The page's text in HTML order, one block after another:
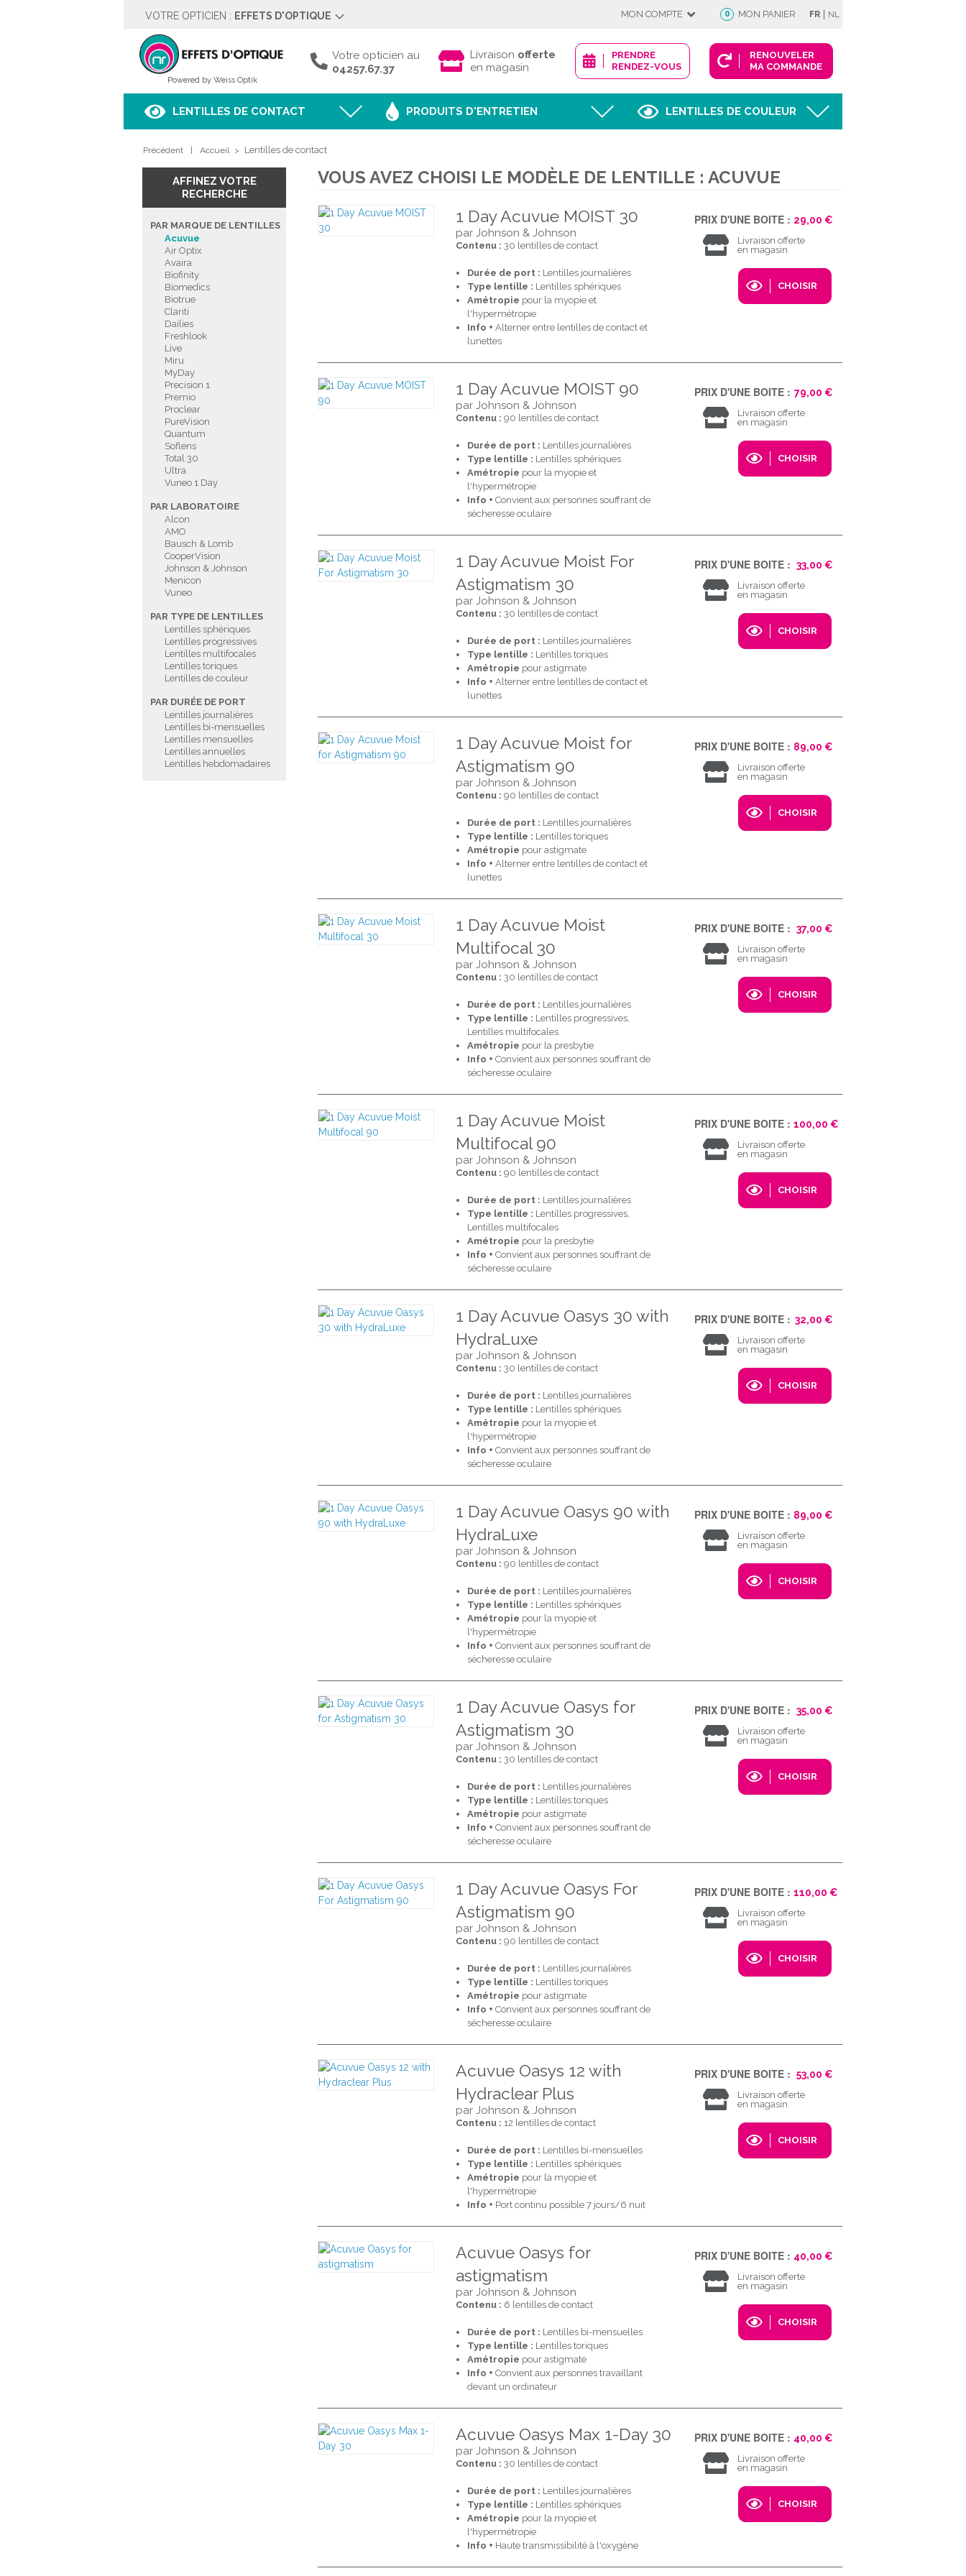
VOTRE OPTICIEN : EFFETS D'OPTIQUE
Rue des Moulins 5
04257.67.37
Voir sur le plan
HORAIRES
Lundi
Fermé
Mercredi
9h00 à 18h00
9h00 à 18h00
Vendredi
9h00 à 18h00
Dimanche
PRENDRE RENDEZ-VOUS
MON COMPTE
Déjà client ?
Afficher
JE M'IDENTIFIE
Nouveau client ?
CRÉER MON COMPTE
0 MON PANIER FR | NL
Powered by Weiss Optik
Votre opticien au
04257.67.37
Livraison offerte
en magasin
PRENDRE
RENDEZ-VOUS
RENOUVELER
MA COMMANDE
LENTILLES DE CONTACT PRODUITS D'ENTRETIEN LENTILLES DE COULEUR
Précédent Accueil > Lentilles de contact
AFFINEZ VOTRE
RECHERCHE
PAR MARQUE DE LENTILLES
Acuvue
Air Optix
Avaira
Biofinity
Biomedics
Biotrue
Clariti
Dailies
Freshlook
Live
Miru
MyDay
Precision 1
Premio
Proclear
PureVision
Quantum
Soflens
Total 30
Ultra
Vuneo 1 Day
PAR LABORATOIRE
Alcon
AMO
Bausch & Lomb
CooperVision
Johnson & Johnson
Menicon
Vuneo
PAR TYPE DE LENTILLES
Lentilles sphériques
Lentilles progressives
Lentilles multifocales
Lentilles toriques
Lentilles de couleur
PAR DURÉE DE PORT
Lentilles journalières
Lentilles bi-mensuelles
Lentilles mensuelles
Lentilles annuelles
Lentilles hebdomadaires
VOUS AVEZ CHOISI LE MODÈLE DE LENTILLE : ACUVUE
1 Day Acuvue MOIST 30
par Johnson & Johnson
Contenu : 30 lentilles de contact
Durée de port : Lentilles journalières
Type lentille : Lentilles sphériques
Amétropie pour la myopie et
l'hypermétropie
Info + Alterner entre lentilles de contact et
lunettes
PRIX D'UNE BOITE : 29,00 €
Livraison offerte
en magasin
CHOISIR
1 Day Acuvue MOIST 90
par Johnson & Johnson
Contenu : 90 lentilles de contact
Durée de port : Lentilles journalières
Type lentille : Lentilles sphériques
Amétropie pour la myopie et
l'hypermétropie
Info + Convient aux personnes souffrant de
sécheresse oculaire
PRIX D'UNE BOITE : 79,00 €
Livraison offerte
en magasin
CHOISIR
1 Day Acuvue Moist For
Astigmatism 30
par Johnson & Johnson
Contenu : 30 lentilles de contact
Durée de port : Lentilles journalières
Type lentille : Lentilles toriques
Amétropie pour astigmate
Info + Alterner entre lentilles de contact et
lunettes
PRIX D'UNE BOITE : 33,00 €
Livraison offerte
en magasin
CHOISIR
1 Day Acuvue Moist for
Astigmatism 90
par Johnson & Johnson
Contenu : 90 lentilles de contact
Durée de port : Lentilles journalières
Type lentille : Lentilles toriques
Amétropie pour astigmate
Info + Alterner entre lentilles de contact et
lunettes
PRIX D'UNE BOITE : 89,00 €
Livraison offerte
en magasin
CHOISIR
1 Day Acuvue Moist
Multifocal 30
par Johnson & Johnson
Contenu : 30 lentilles de contact
Durée de port : Lentilles journalières
Type lentille : Lentilles progressives,
Lentilles multifocales
Amétropie pour la presbytie
Info + Convient aux personnes souffrant de
sécheresse oculaire
PRIX D'UNE BOITE : 37,00 €
Livraison offerte
en magasin
CHOISIR
1 Day Acuvue Moist
Multifocal 90
par Johnson & Johnson
Contenu : 90 lentilles de contact
Durée de port : Lentilles journalières
Type lentille : Lentilles progressives,
Lentilles multifocales
Amétropie pour la presbytie
Info + Convient aux personnes souffrant de
sécheresse oculaire
PRIX D'UNE BOITE : 100,00 €
Livraison offerte
en magasin
CHOISIR
1 Day Acuvue Oasys 30 with
HydraLuxe
par Johnson & Johnson
Contenu : 30 lentilles de contact
Durée de port : Lentilles journalières
Type lentille : Lentilles sphériques
Amétropie pour la myopie et
l'hypermétropie
Info + Convient aux personnes souffrant de
sécheresse oculaire
PRIX D'UNE BOITE : 32,00 €
Livraison offerte
en magasin
CHOISIR
1 Day Acuvue Oasys 90 with
HydraLuxe
par Johnson & Johnson
Contenu : 90 lentilles de contact
Durée de port : Lentilles journalières
Type lentille : Lentilles sphériques
Amétropie pour la myopie et
l'hypermétropie
Info + Convient aux personnes souffrant de
sécheresse oculaire
PRIX D'UNE BOITE : 89,00 €
Livraison offerte
en magasin
CHOISIR
1 Day Acuvue Oasys for
Astigmatism 30
par Johnson & Johnson
Contenu : 30 lentilles de contact
Durée de port : Lentilles journalières
Type lentille : Lentilles toriques
Amétropie pour astigmate
Info + Convient aux personnes souffrant de
sécheresse oculaire
PRIX D'UNE BOITE : 35,00 €
Livraison offerte
en magasin
CHOISIR
1 Day Acuvue Oasys For
Astigmatism 90
par Johnson & Johnson
Contenu : 90 lentilles de contact
Durée de port : Lentilles journalières
Type lentille : Lentilles toriques
Amétropie pour astigmate
Info + Convient aux personnes souffrant de
sécheresse oculaire
PRIX D'UNE BOITE : 110,00 €
Livraison offerte
en magasin
CHOISIR
Acuvue Oasys 12 with
Hydraclear Plus
par Johnson & Johnson
Contenu : 12 lentilles de contact
Durée de port : Lentilles bi-mensuelles
Type lentille : Lentilles sphériques
Amétropie pour la myopie et
l'hypermétropie
Info + Port continu possible 7 jours/6 nuit
PRIX D'UNE BOITE : 53,00 €
Livraison offerte
en magasin
CHOISIR
Acuvue Oasys for
astigmatism
par Johnson & Johnson
Contenu : 6 lentilles de contact
Durée de port : Lentilles bi-mensuelles
Type lentille : Lentilles toriques
Amétropie pour astigmate
Info + Convient aux personnes travaillant
devant un ordinateur
PRIX D'UNE BOITE : 40,00 €
Livraison offerte
en magasin
CHOISIR
Acuvue Oasys Max 1-Day 30
par Johnson & Johnson
Contenu : 30 lentilles de contact
Durée de port : Lentilles journalières
Type lentille : Lentilles sphériques
Amétropie pour la myopie et
l'hypermétropie
Info + Haute transmissibilité à l'oxygène
PRIX D'UNE BOITE : 40,00 €
Livraison offerte
en magasin
CHOISIR